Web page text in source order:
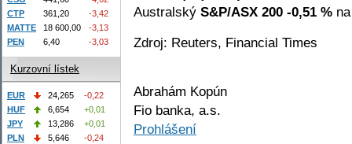
Australský S&P/ASX 200 -0,51 %
Zdroj: Reuters, Financial Times
Abrahám Kopún
Fio banka, a.s.
Prohlášení
CTP
361,20
-3,42
MATTE
18 600,00
-3,13
PEN
6,40 -3,03
Kurzovní lístek
EUR 24,265
-0,22
HUF
6,654
+0,01
JPY
13,286
+0,01
PLN
5,646
-0,24